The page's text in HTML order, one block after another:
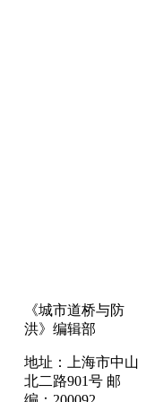
《城市道桥与防
洪》编辑部
地址：上海市中山
北二路901号 邮